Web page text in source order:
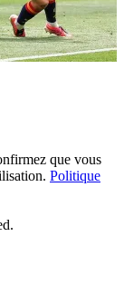
que vous
Politique